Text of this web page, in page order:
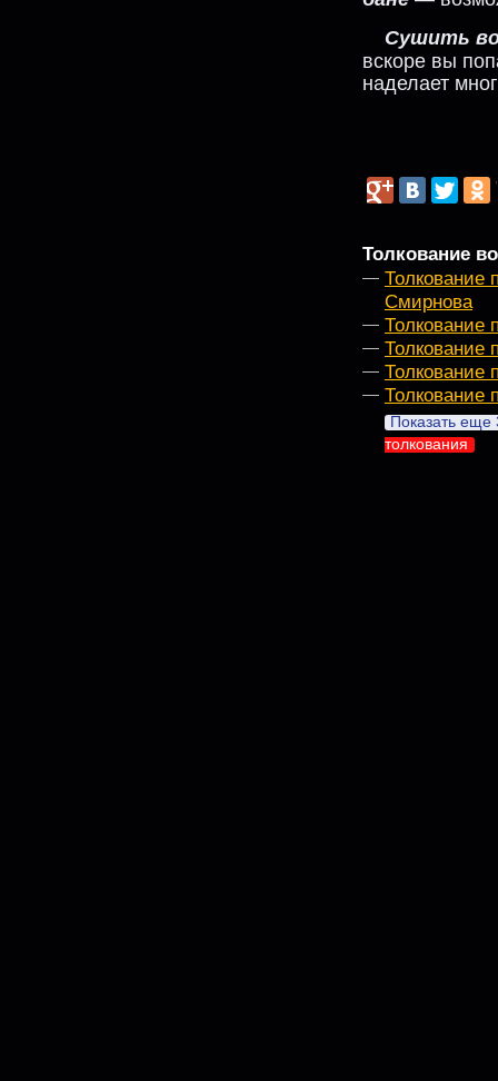
Сушить
вскоре вы
наделает
Толкование
Толкование
Смирнова
Толкование
Толкование
Толкование
Толкование
Показать еще
толкования